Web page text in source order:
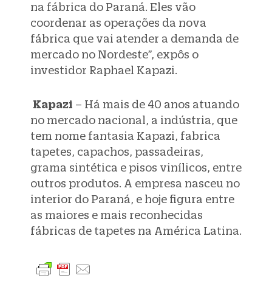
na fábrica do Paraná. Eles vão
coordenar as operações da nova
fábrica que vai atender a demanda de
mercado no Nordeste”, expôs o
investidor Raphael Kapazi.
Kapazi – Há mais de 40 anos atuando
no mercado nacional, a indústria, que
tem nome fantasia Kapazi, fabrica
tapetes, capachos, passadeiras,
grama sintética e pisos vinílicos, entre
outros produtos. A empresa nasceu no
interior do Paraná, e hoje figura entre
as maiores e mais reconhecidas
fábricas de tapetes na América Latina.